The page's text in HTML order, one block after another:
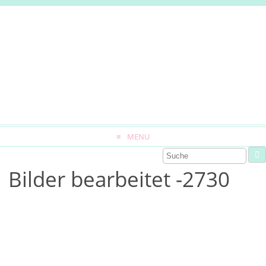
MENU
Bilder bearbeitet -2730